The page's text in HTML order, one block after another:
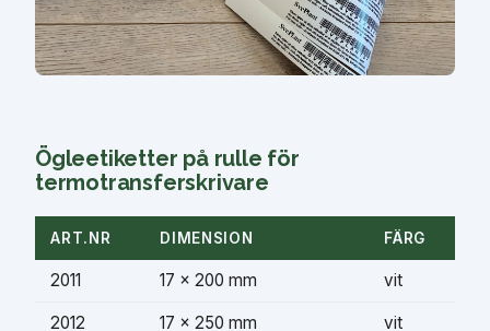
Ögleetiketter på rulle för
termotransferskrivare
ART.NR DIMENSION FÄRG
2011 17 × 200 mm vit
2012 17 × 250 mm vit